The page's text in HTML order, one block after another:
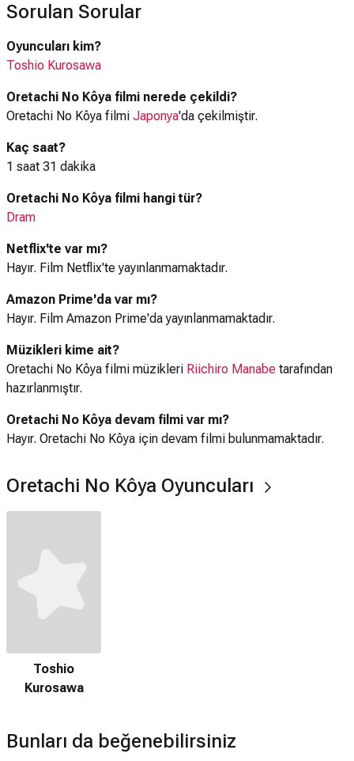
Sorulan Sorular
Oyuncuları kim?
Toshio Kurosawa
Oretachi No Kôya filmi nerede çekildi?
Oretachi No Kôya filmi Japonya'da çekilmiştir.
Kaç saat?
1 saat 31 dakika
Oretachi No Kôya filmi hangi tür?
Dram
Netflix'te var mı?
Hayır. Film Netflix'te yayınlanmamaktadır.
Amazon Prime'da var mı?
Hayır. Film Amazon Prime'da yayınlanmamaktadır.
Müzikleri kime ait?
Oretachi No Kôya filmi müzikleri Riichiro Manabe tarafından
hazırlanmıştır.
Oretachi No Kôya devam filmi var mı?
Hayır. Oretachi No Kôya için devam filmi bulunmamaktadır.
Oretachi No Kôya Oyuncuları
Toshio
Kurosawa
Bunları da beğenebilirsiniz